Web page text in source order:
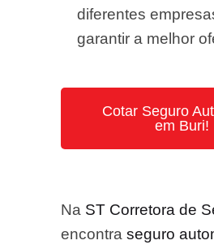
diferentes
garantir a melhor
Cotar Seguro
em Buri!
Na ST Corretora de
encontra seguro